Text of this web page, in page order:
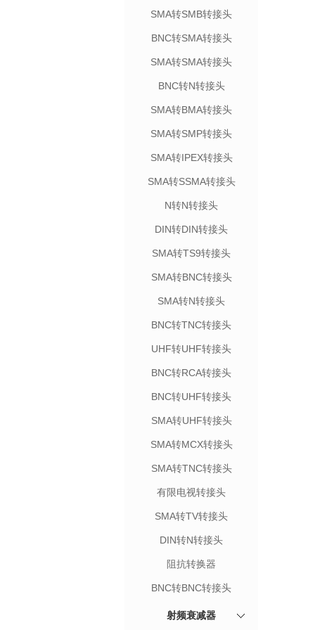
SMA转SMB转接头
BNC转SMA转接头
SMA转SMA转接头
BNC转N转接头
SMA转BMA转接头
SMA转SMP转接头
SMA转IPEX转接头
SMA转SSMA转接头
N转N转接头
DIN转DIN转接头
SMA转TS9转接头
SMA转BNC转接头
SMA转N转接头
BNC转TNC转接头
UHF转UHF转接头
BNC转RCA转接头
BNC转UHF转接头
SMA转UHF转接头
SMA转MCX转接头
SMA转TNC转接头
有限电视转接头
SMA转TV转接头
DIN转N转接头
阻抗转换器
BNC转BNC转接头
射频衰减器